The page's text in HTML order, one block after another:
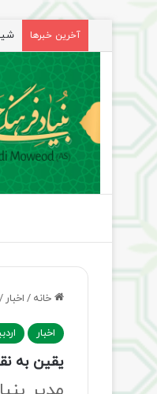
آخرین خبرها
خانه / اخبار /
اخبار
یقین به